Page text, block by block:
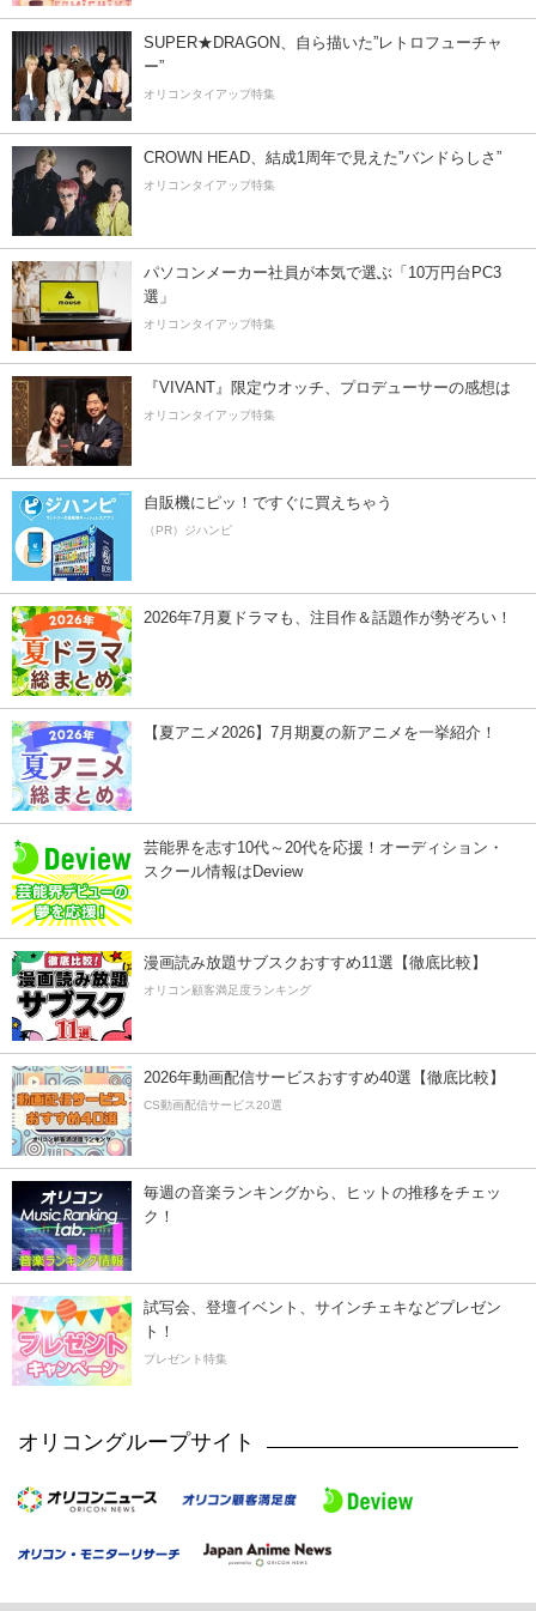
SUPER★DRAGON、自ら描いた”レトロフューチャ
ー”
オリコンタイアップ特集
CROWN HEAD、結成1周年で見えた”バンドらしさ”
オリコンタイアップ特集
パソコンメーカー社員が本気で選ぶ「10万円台PC3
選」
オリコンタイアップ特集
『VIVANT』限定ウオッチ、プロデューサーの感想は
オリコンタイアップ特集
自販機にピッ！ですぐに買えちゃう
（PR）ジハンピ
2026年7月夏ドラマも、注目作＆話題作が勢ぞろい！
【夏アニメ2026】7月期夏の新アニメを一挙紹介！
芸能界を志す10代～20代を応援！オーディション・
スクール情報はDeview
漫画読み放題サブスクおすすめ11選【徹底比較】
オリコン顧客満足度ランキング
2026年動画配信サービスおすすめ40選【徹底比較】
CS動画配信サービス20選
毎週の音楽ランキングから、ヒットの推移をチェッ
ク！
試写会、登壇イベント、サインチェキなどプレゼン
ト！
プレゼント特集
オリコングループサイト